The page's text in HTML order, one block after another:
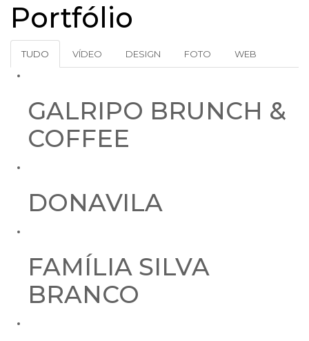
Portfólio
TUDO VÍDEO DESIGN FOTO WEB
GALRIPO BRUNCH &
COFFEE
DONAVILA
FAMÍLIA SILVA
BRANCO